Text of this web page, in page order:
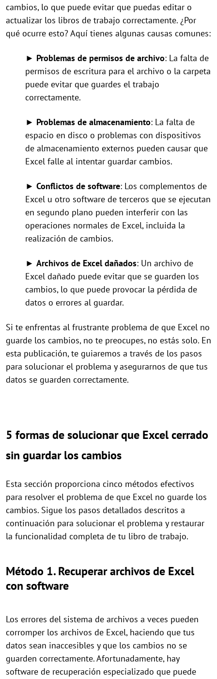
cambios, lo que puede evitar que puedas editar o
actualizar los libros de trabajo correctamente. ¿Por
qué ocurre esto? Aquí tienes algunas causas comunes:
► Problemas de permisos de archivo: La falta de
permisos de escritura para el archivo o la carpeta
puede evitar que guardes el trabajo
correctamente.
► Problemas de almacenamiento: La falta de
espacio en disco o problemas con dispositivos
de almacenamiento externos pueden causar que
Excel falle al intentar guardar cambios.
► Conflictos de software: Los complementos de
Excel u otro software de terceros que se ejecutan
en segundo plano pueden interferir con las
operaciones normales de Excel, incluida la
realización de cambios.
► Archivos de Excel dañados: Un archivo de
Excel dañado puede evitar que se guarden los
cambios, lo que puede provocar la pérdida de
datos o errores al guardar.
Si te enfrentas al frustrante problema de que Excel no
guarde los cambios, no te preocupes, no estás solo. En
esta publicación, te guiaremos a través de los pasos
para solucionar el problema y asegurarnos de que tus
datos se guarden correctamente.
5 formas de solucionar que Excel cerrado
sin guardar los cambios
Esta sección proporciona cinco métodos efectivos
para resolver el problema de que Excel no guarde los
cambios. Sigue los pasos detallados descritos a
continuación para solucionar el problema y restaurar
la funcionalidad completa de tu libro de trabajo.
Método 1. Recuperar archivos de Excel
con software
Los errores del sistema de archivos a veces pueden
corromper los archivos de Excel, haciendo que tus
datos sean inaccesibles y que los cambios no se
guarden correctamente. Afortunadamente, hay
software de recuperación especializado que puede